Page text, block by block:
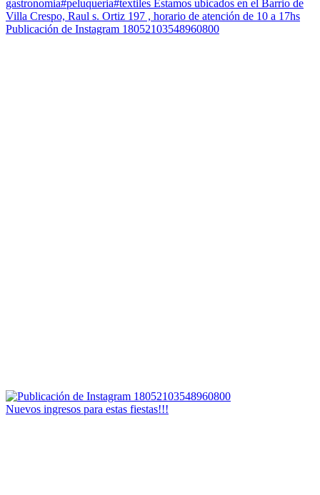
Publicación de Instagram 18052103548960800
Nuevos ingresos para estas fiestas!!!